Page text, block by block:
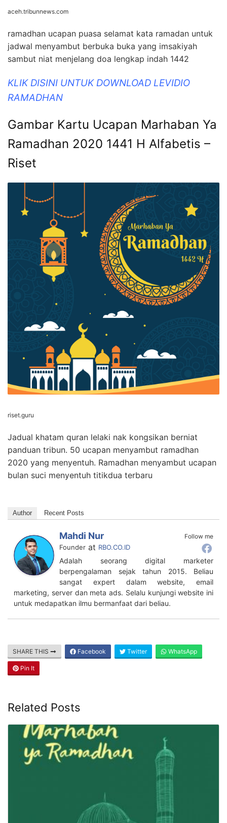
aceh.tribunnews.com
ramadhan ucapan puasa selamat kata ramadan untuk
jadwal menyambut berbuka buka yang imsakiyah
sambut niat menjelang doa lengkap indah 1442
KLIK DISINI UNTUK DOWNLOAD LEVIDIO
RAMADHAN
Gambar Kartu Ucapan Marhaban Ya
Ramadhan 2020 1441 H Alfabetis –
Riset
riset.guru
Jadual khatam quran lelaki nak kongsikan berniat
panduan tribun. 50 ucapan menyambut ramadhan
2020 yang menyentuh. Ramadhan menyambut ucapan
bulan suci menyentuh titikdua terbaru
Author Recent Posts
Follow me
Mahdi Nur
Founder at RBO.CO.ID
Adalah seorang digital marketer
berpengalaman sejak tahun 2015. Beliau
sangat expert dalam website, email
marketing, server dan meta ads. Selalu kunjungi website ini
untuk medapatkan ilmu bermanfaat dari beliau.
SHARE THIS Facebook Twitter WhatsApp
Pin It
Related Posts